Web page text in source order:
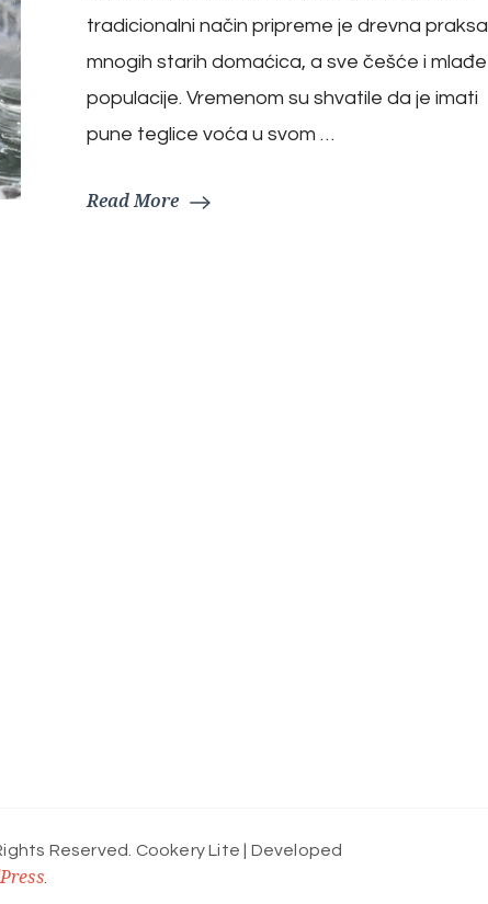
tradicionalni način pripreme je drevna praksa
mnogih starih domaćica, a sve češće i mlađe
populacije. Vremenom su shvatile da je imati
pune teglice voća u svom …
Read More
Reserved. Cookery Lite | Developed
.